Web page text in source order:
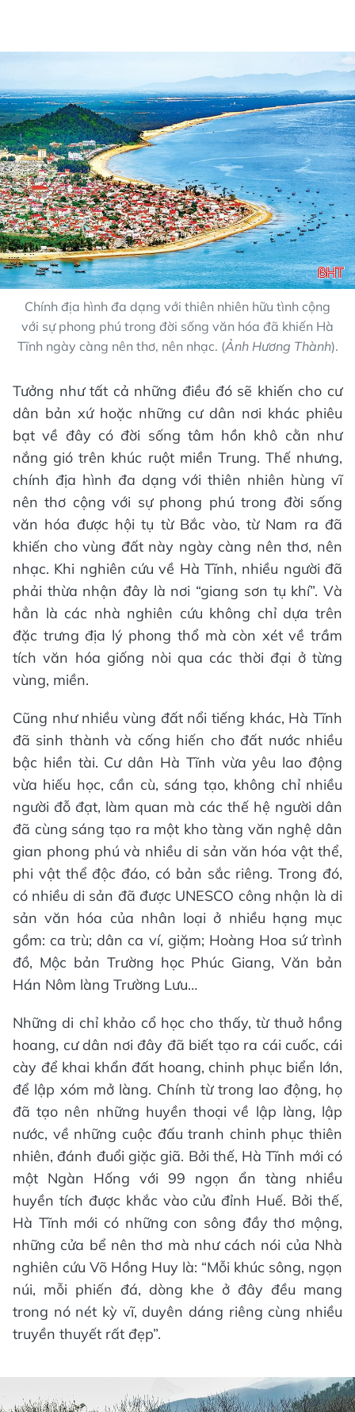
Chính địa hình đa dạng với thiên nhiên hữu tình cộng
với sự phong phú trong đời sống văn hóa đã khiến Hà
Tĩnh ngày càng nên thơ, nên nhạc. (Ảnh Hương Thành).
Tưởng như tất cả những điều đó sẽ khiến cho cư
dân bản xứ hoặc những cư dân nơi khác phiêu
bạt về đây có đời sống tâm hồn khô cằn như
nắng gió trên khúc ruột miền Trung. Thế nhưng,
chính địa hình đa dạng với thiên nhiên hùng vĩ
nên thơ cộng với sự phong phú trong đời sống
văn hóa được hội tụ từ Bắc vào, từ Nam ra đã
khiến cho vùng đất này ngày càng nên thơ, nên
nhạc. Khi nghiên cứu về Hà Tĩnh, nhiều người đã
phải thừa nhận đây là nơi “giang sơn tụ khí”. Và
hẳn là các nhà nghiên cứu không chỉ dựa trên
đặc trưng địa lý phong thổ mà còn xét về trầm
tích văn hóa giống nòi qua các thời đại ở từng
vùng, miền.
Cũng như nhiều vùng đất nổi tiếng khác, Hà Tĩnh
đã sinh thành và cống hiến cho đất nước nhiều
bậc hiền tài. Cư dân Hà Tĩnh vừa yêu lao động
vừa hiếu học, cần cù, sáng tạo, không chỉ nhiều
người đỗ đạt, làm quan mà các thế hệ người dân
đã cùng sáng tạo ra một kho tàng văn nghệ dân
gian phong phú và nhiều di sản văn hóa vật thể,
phi vật thể độc đáo, có bản sắc riêng. Trong đó,
có nhiều di sản đã được UNESCO công nhận là di
sản văn hóa của nhân loại ở nhiều hạng mục
gồm: ca trù; dân ca ví, giặm; Hoàng Hoa sứ trình
đồ, Mộc bản Trường học Phúc Giang, Văn bản
Hán Nôm làng Trường Lưu…
Những di chỉ khảo cổ học cho thấy, từ thuở hồng
hoang, cư dân nơi đây đã biết tạo ra cái cuốc, cái
cày để khai khẩn đất hoang, chinh phục biển lớn,
để lập xóm mở làng. Chính từ trong lao động, họ
đã tạo nên những huyền thoại về lập làng, lập
nước, về những cuộc đấu tranh chinh phục thiên
nhiên, đánh đuổi giặc giã. Bởi thế, Hà Tĩnh mới có
một Ngàn Hống với 99 ngọn ẩn tàng nhiều
huyền tích được khắc vào cửu đỉnh Huế. Bởi thế,
Hà Tĩnh mới có những con sông đầy thơ mộng,
những cửa bể nên thơ mà như cách nói của Nhà
nghiên cứu Võ Hồng Huy là: “Mỗi khúc sông, ngọn
núi, mỗi phiến đá, dòng khe ở đây đều mang
trong nó nét kỳ vĩ, duyên dáng riêng cùng nhiều
truyền thuyết rất đẹp”.